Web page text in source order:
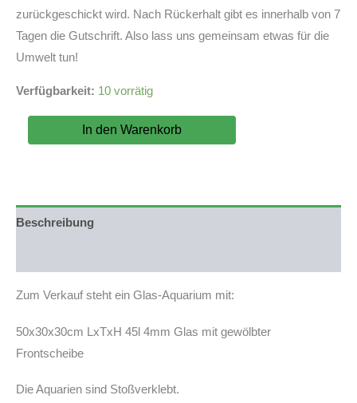
zurückgeschickt wird. Nach Rückerhalt gibt es innerhalb von 7
Tagen die Gutschrift. Also lass uns gemeinsam etwas für die
Umwelt tun!
Verfügbarkeit: 10 vorrätig
50x30x30cm
Frontscheibe
(auf
Menge
In den Warenkorb
Beschreibung
Zum Verkauf steht ein Glas-Aquarium mit:
50x30x30cm LxTxH 45l 4mm Glas mit gewölbter
Frontscheibe
Die Aquarien sind Stoßverklebt.